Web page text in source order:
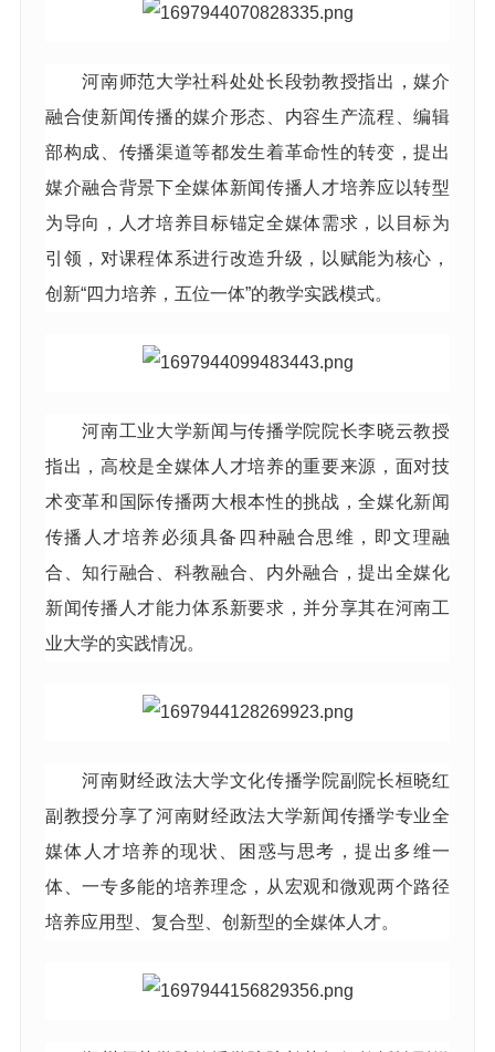
河南师范大学社科处处长段勃教授指出，媒介
融合使新闻传播的媒介形态、内容生产流程、编辑
部构成、传播渠道等都发生着革命性的转变，提出
媒介融合背景下全媒体新闻传播人才培养应以转型
为导向，人才培养目标锚定全媒体需求，以目标为
引领，对课程体系进行改造升级，以赋能为核心，
创新“四力培养，五位一体”的教学实践模式。
河南工业大学新闻与传播学院院长李晓云教授
指出，高校是全媒体人才培养的重要来源，面对技
术变革和国际传播两大根本性的挑战，全媒化新闻
传播人才培养必须具备四种融合思维，即文理融
合、知行融合、科教融合、内外融合，提出全媒化
新闻传播人才能力体系新要求，并分享其在河南工
业大学的实践情况。
河南财经政法大学文化传播学院副院长桓晓红
副教授分享了河南财经政法大学新闻传播学专业全
媒体人才培养的现状、困惑与思考，提出多维一
体、一专多能的培养理念，从宏观和微观两个路径
培养应用型、复合型、创新型的全媒体人才。